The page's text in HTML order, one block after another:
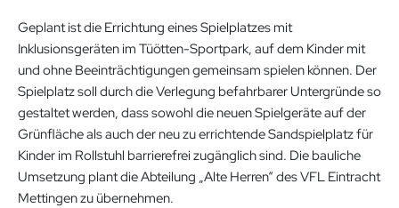
Geplant ist die Errichtung eines Spielplatzes mit
Inklusionsgeräten im Tüötten-Sportpark, auf dem Kinder mit
und ohne Beeinträchtigungen gemeinsam spielen können. Der
Spielplatz soll durch die Verlegung befahrbarer Untergründe so
gestaltet werden, dass sowohl die neuen Spielgeräte auf der
Grünfläche als auch der neu zu errichtende Sandspielplatz für
Kinder im Rollstuhl barrierefrei zugänglich sind. Die bauliche
Umsetzung plant die Abteilung „Alte Herren“ des VFL Eintracht
Mettingen zu übernehmen.